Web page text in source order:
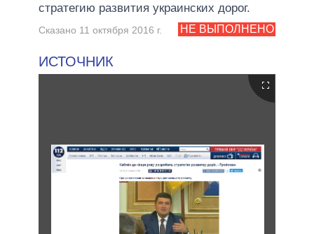
стратегию развития украинских дорог.
НЕ ВЫПОЛНЕНО
Сказано 11 октября 2016 г.
ИСТОЧНИК